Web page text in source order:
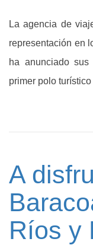
La agencia de
representación en
ha anunciado sus
primer polo
A
Ríos y